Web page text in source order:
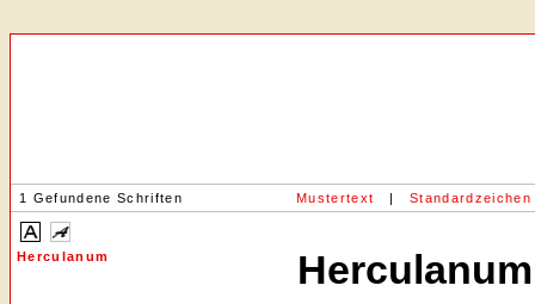
1 Gefundene Schriften Mustertext | Standardzeichen
Herculanum Herculanum